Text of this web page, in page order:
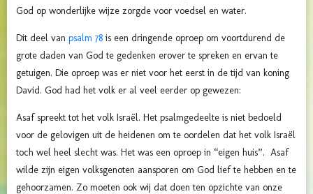
God op wonderlijke wijze zorgde voor voedsel en water.
Dit deel van psalm 78 is een dringende oproep om voortdurend de
grote daden van God te gedenken erover te spreken en ervan te
getuigen. Die oproep was er niet voor het eerst in de tijd van koning
David. God had het volk er al veel eerder op gewezen:
Asaf spreekt tot het volk Israël. Het psalmgedeelte is niet bedoeld
voor de gelovigen uit de heidenen om te oordelen dat het volk Israël
toch wel heel slecht was. Het was een oproep in “eigen huis”. Asaf
wilde zijn eigen volksgenoten aansporen om God lief te hebben en te
gehoorzamen. Zo moeten ook wij dat doen ten opzichte van onze